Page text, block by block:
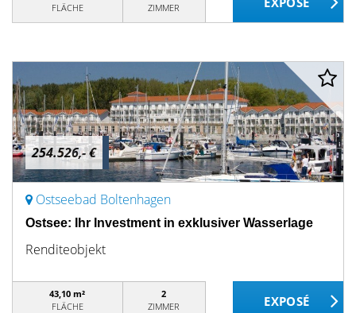
FLÄCHE
ZIMMER
254.526,- €
Ostseebad Boltenhagen
Ostsee: Ihr Investment in exklusiver Wasserlage
Renditeobjekt
43,10 m²
FLÄCHE
2
ZIMMER